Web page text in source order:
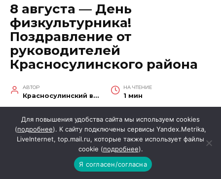
8 августа — День
физкультурника!
Поздравление от
руководителей
Красносулинского района
АВТОР
Красносулинский вестник
НА ЧТЕНИЕ
1 мин
ОПУБЛИКОВАНО
08.08.2026
Уважаемые спортсмены и тренеры, ветераны
спорта и любители физической культуры!
Для повышения удобства сайта мы используем cookies
(подробнее). К сайту подключены сервисы Yandex.Metrika,
LiveInternet, top.mail.ru, которые также использует файлы
cookie (подробнее).
Я согласен/согласна